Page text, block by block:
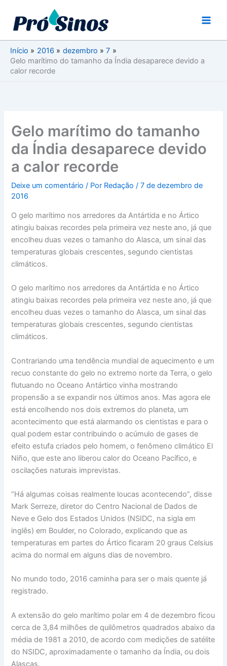
conteúdo
Início
2016 dezembro
7
Gelo marítimo do tamanho da Índia desaparece devido a
calor recorde
Gelo marítimo do tamanho
da Índia desaparece devido
a calor recorde
Deixe um comentário / Por Redação/7 de dezembro de
2016
O gelo marítimo nos arredores da Antártida e no Ártico
atingiu baixas recordes pela primeira vez neste ano, já que
encolheu duas vezes o tamanho do Alasca, um sinal das
temperaturas globais crescentes, segundo cientistas
climáticos.
O gelo marítimo nos arredores da Antártida e no Ártico
atingiu baixas recordes pela primeira vez neste ano, já que
encolheu duas vezes o tamanho do Alasca, um sinal das
temperaturas globais crescentes, segundo cientistas
climáticos.
Contrariando uma tendência mundial de aquecimento e um
recuo constante do gelo no extremo norte da Terra, o gelo
flutuando no Oceano Antártico vinha mostrando
propensão a se expandir nos últimos anos. Mas agora ele
está encolhendo nos dois extremos do planeta, um
acontecimento que está alarmando os cientistas e para o
qual podem estar contribuindo o acúmulo de gases de
efeito estufa criados pelo homem, o fenômeno climático El
Niño, que este ano liberou calor do Oceano Pacífico, e
oscilações naturais imprevistas.
“Há algumas coisas realmente loucas acontecendo”, disse
Mark Serreze, diretor do Centro Nacional de Dados de
Neve e Gelo dos Estados Unidos (NSIDC, na sigla em
inglês) em Boulder, no Colorado, explicando que as
temperaturas em partes do Ártico ficaram 20 graus Celsius
acima do normal em alguns dias de novembro.
No mundo todo, 2016 caminha para ser o mais quente já
registrado.
A extensão do gelo marítimo polar em 4 de dezembro ficou
cerca de 3,84 milhões de quilômetros quadrados abaixo da
média de 1981 a 2010, de acordo com medições de satélite
do NSIDC, aproximadamente o tamanho da Índia, ou dois
Alascas.